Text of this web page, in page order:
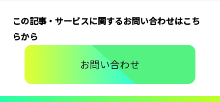
この記事・サービスに関するお問い合わせはこち
らから
お問い合わせ